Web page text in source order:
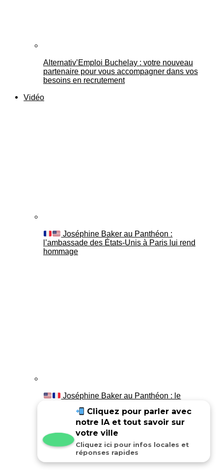
Alternativ’Emploi Buchelay : votre nouveau
partenaire pour vous accompagner dans vos
besoins en recrutement
Vidéo
Joséphine Baker au Panthéon :
l’ambassade des États-Unis à Paris lui rend
hommage
Joséphine Baker au Panthéon : le
Cliquez pour parler avec
notre IA et tout savoir sur
votre ville
Cliquez ici pour infos locales et
réponses rapides